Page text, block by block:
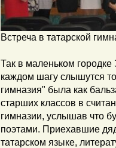
Встреча в татарской
Так в маленьком городке
каждом шагу слышутся
гимназия" была как
старших классов в
гимназии, услышав что
поэтами. Приехавшие
татарском языке,